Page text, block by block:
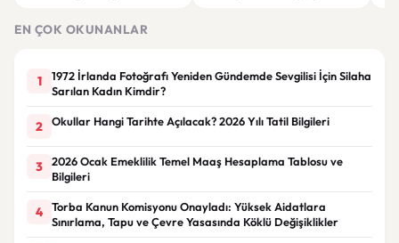
EN ÇOK OKUNANLAR
1
1972 İrlanda Fotoğrafı Yeniden Gündemde Sevgilisi İçin Silaha
Sarılan Kadın Kimdir?
2 Okullar Hangi Tarihte Açılacak? 2026 Yılı Tatil Bilgileri
3
2026 Ocak Emeklilik Temel Maaş Hesaplama Tablosu ve
Bilgileri
4
Torba Kanun Komisyonu Onayladı: Yüksek Aidatlara
Sınırlama, Tapu ve Çevre Yasasında Köklü Değişiklikler